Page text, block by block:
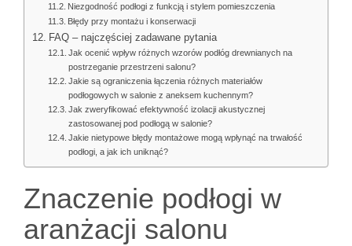
Niezgodność podłogi z funkcją i stylem pomieszczenia
Błędy przy montażu i konserwacji
FAQ – najczęściej zadawane pytania
Jak ocenić wpływ różnych wzorów podłóg drewnianych na
postrzeganie przestrzeni salonu?
Jakie są ograniczenia łączenia różnych materiałów
podłogowych w salonie z aneksem kuchennym?
Jak zweryfikować efektywność izolacji akustycznej
zastosowanej pod podłogą w salonie?
Jakie nietypowe błędy montażowe mogą wpłynąć na trwałość
podłogi, a jak ich uniknąć?
Znaczenie podłogi w
aranżacji salonu